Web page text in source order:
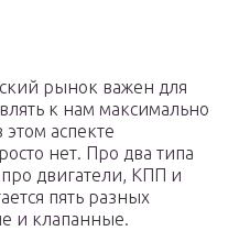
рынок важен для
к нам максимально
аспекте
нет. Про два типа
про двигатели, КПП и
пять разных
и клапанные.